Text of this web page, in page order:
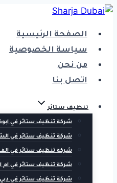
التجاوز
المحتوىالصفحة الرئيسية
سياسة الخصوصية
من نحن
اتصل بنا
تنظيف ستائر
شركة تنظيف ستائر في ابوظبي 0555241770 دبي
شركة تنظيف ستائر في الشارقة 0555241770 دبي
شركة تنظيف ستائر في الفجيرة 0555241770 دبي
شركة تنظيف ستائر في ام القيوين 0555241770
شركة تنظيف ستائر في دبي 0555241770 دبي والشارقة